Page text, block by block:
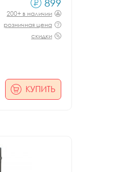
899
200+ в наличии
розничная цена
скидки
КУПИТЬ